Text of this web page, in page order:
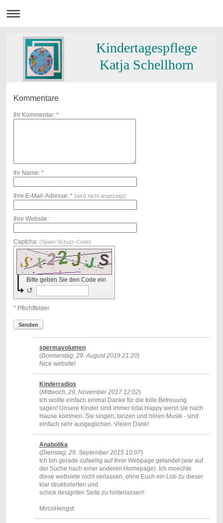
Kindertagespflege
Katja Schellhorn
Kommentare
Ihr Kommentar: *
Ihr Name: *
Ihre E-Mail-Adresse: * (wird nicht angezeigt)
Ihre Website:
Captcha: (Spam-Schutz-Code)
Bitte geben Sie den Code ein
↺
* Pflichtfelder
Senden
spermavolumen
(Donnerstag, 29. August 2019 21:20)
Nice website!
Kinderradios
(Mittwoch, 29. November 2017 12:02)
Ich wollte einfach einmal Danke für die tolle Betreuung
sagen! Unsere Kinder sind immer total Happy wenn sie nach
Hause kommen. Sie singen, tanzen und hören Musik - sind
einfach sehr ausgeglichen. Vielen Dank!
Anabolika
(Dienstag, 29. September 2015 10:07)
Ich bin gerade zufaellig auf Ihrer Webpage gelandet (war auf
der Suche nach einer anderen Homepage). Ich moechte
diese websiete nicht verlassen, ohne Euch ein Lob zu dieser
klar strukturierten und
schick designten Seite zu hinterlassen!
MircoHengst